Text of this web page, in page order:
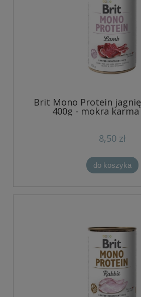
Brit Mono Protein
400g - mokra
8,50 zł
do koszyka